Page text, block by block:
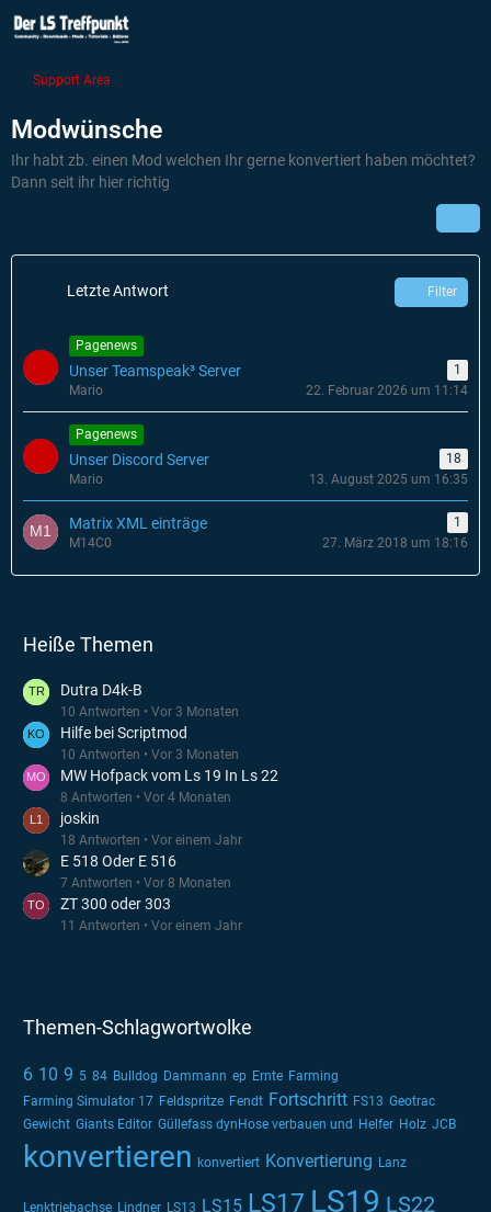
Support Area
Modwünsche
Ihr habt zb. einen Mod welchen Ihr gerne konvertiert haben möchtet?
Dann seit ihr hier richtig
Letzte Antwort Filter
Pagenews
Unser Teamspeak³ Server
1
Mario
22. Februar 2026 um 11:14
Pagenews
Unser Discord Server
18
Mario
13. August 2025 um 16:35
Matrix XML einträge
1
M14C0
27. März 2018 um 18:16
Heiße Themen
Dutra D4k-B
10 Antworten Vor 3 Monaten
Hilfe bei Scriptmod
10 Antworten Vor 3 Monaten
MW Hofpack vom Ls 19 In Ls 22
8 Antworten Vor 4 Monaten
joskin
18 Antworten Vor einem Jahr
E 518 Oder E 516
7 Antworten Vor 8 Monaten
ZT 300 oder 303
11 Antworten Vor einem Jahr
Themen-Schlagwortwolke
6 10 9 5 84 Bulldog Dammann ep Ernte Farming
Farming Simulator 17 Feldspritze Fendt Fortschritt FS13 Geotrac
Gewicht Giants Editor Güllefass dynHose verbauen und Helfer Holz JCB
konvertieren konvertiert Konvertierung Lanz
Lenktriebachse Lindner LS13 LS15 LS17 LS19 LS22